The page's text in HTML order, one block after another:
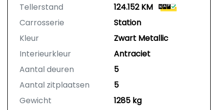
Tellerstand
124.152 KM
Carrosserie
Station
Kleur
Zwart Metallic
Interieurkleur
Antraciet
Aantal deuren
5
Aantal zitplaatsen
5
Gewicht
1285 kg